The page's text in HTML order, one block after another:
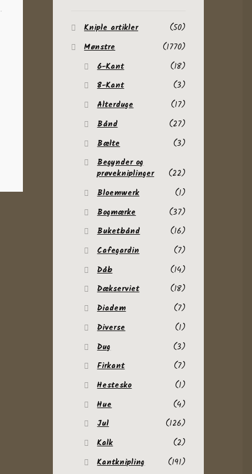
Kniple artikler
(50)
Mønstre
(1770)
6-Kant
(18)
8-Kant
(3)
Alterduge
(17)
Bånd
(27)
Bælte
(3)
Begynder og
prøvekniplinger
(22)
Bloemwerk
(1)
Bogmærke
(37)
Buketbånd
(16)
Cafegardin
(7)
Dåb
(14)
Dækserviet
(18)
Diadem
(7)
Diverse
(1)
Dug
(3)
Firkant
(7)
Hestesko
(1)
Hue
(4)
Jul
(126)
Kalk
(2)
Kantknipling
(191)